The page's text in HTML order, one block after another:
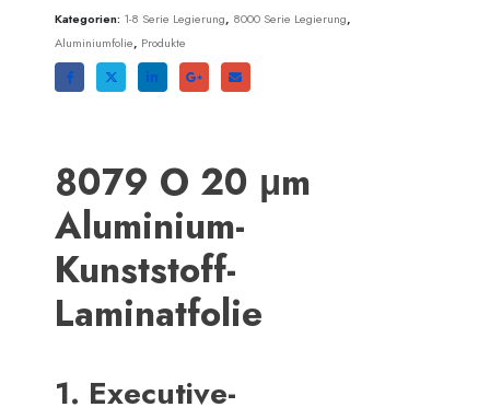
Kategorien: 1-8 Serie Legierung, 8000 Serie Legierung,
Aluminiumfolie, Produkte
8079 O 20 μm
Aluminium-
Kunststoff-
Laminatfolie
1. Executive-